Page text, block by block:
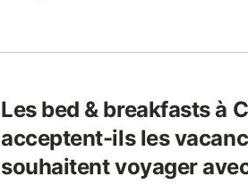
Les bed & breakfasts à
acceptent-ils les
souhaitent voyager